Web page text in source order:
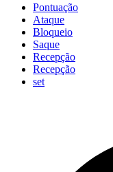
Pontuação
Ataque
Bloqueio
Saque
Recepção
Recepção
set